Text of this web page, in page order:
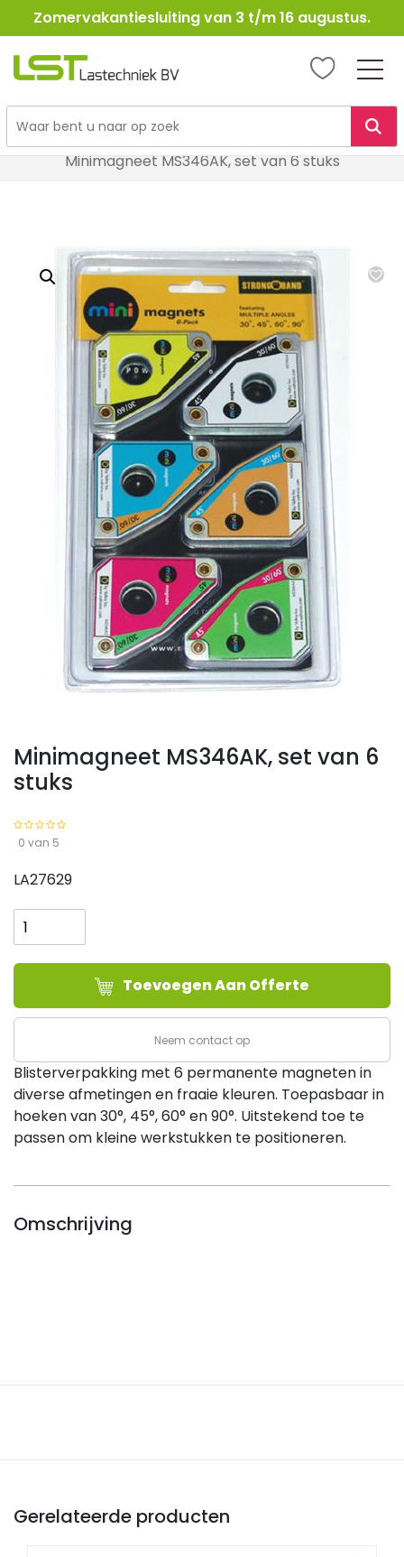
Ga
naar
Zomervakantiesluiting van 3 t/m 16 augustus.
LST
Lasbenodigheden
Minimagneet MS346AK, set van 6 stuks
Minimagneet MS346AK, set van 6
stuks
0 van 5
LA27629
MS346AK,
set
van
stuks
Toevoegen Aan Offerte
Neem contact op
Blisterverpakking met 6 permanente magneten in
diverse afmetingen en fraaie kleuren. Toepasbaar in
hoeken van 30°, 45°, 60° en 90°. Uitstekend toe te
passen om kleine werkstukken te positioneren.
Omschrijving
Gerelateerde producten